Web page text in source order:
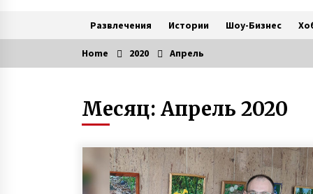
Развлечения Истории Шоу-Бизнес
Актуальные
Неизлечимо больному Саше,
которого приняли в полицейские,
Неизлечимо больной 11-летний
Саша с Буковины записал
трогательное видео
Home 2020 Апрель
Месяц: Апрель 2020